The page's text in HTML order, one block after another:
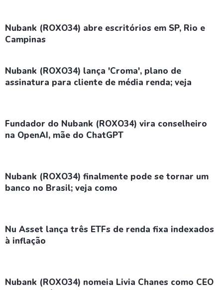
Nubank (ROXO34) abre escritórios em SP, Rio e
Campinas
Nubank (ROXO34) lança 'Croma', plano de
assinatura para cliente de média renda; veja
Fundador do Nubank (ROXO34) vira conselheiro
na OpenAI, mãe do ChatGPT
Nubank (ROXO34) finalmente pode se tornar um
banco no Brasil; veja como
Nu Asset lança três ETFs de renda fixa indexados
à inflação
Nubank (ROXO34) nomeia Livia Chanes como CEO